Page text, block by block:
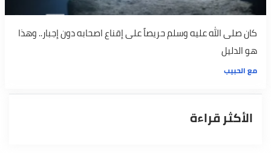
كان صلى الله عليه وسلم حريصاً على إقناع اصحابه دون إجبار.. وهذا
هو الدليل
مع الحبيب
الأكثر قراءة